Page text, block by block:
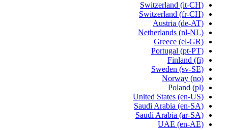
Switzerland (it-CH)
Switzerland (fr-CH)
Austria (de-AT)
Netherlands (nl-NL)
Greece (el-GR)
Portugal (pt-PT)
Finland (fi)
Sweden (sv-SE)
Norway (no)
Poland (pl)
United States (en-US)
Saudi Arabia (en-SA)
Saudi Arabia (ar-SA)
UAE (en-AE)